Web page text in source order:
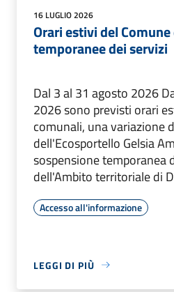
16 LUGLIO 2026
Orari estivi del
temporanee dei servizi
Dal 3 al 31 agosto 2026
2026 sono previsti orari
comunali, una variazione
dell'Ecosportello Gelsia
sospensione temporanea
dell'Ambito territoriale di
Accesso all'informazione
LEGGI DI PIÙ